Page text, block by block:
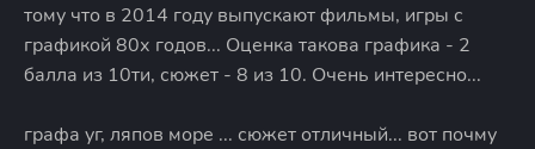
тому что в 2014 году выпускают фильмы, игры с
графикой 80х годов... Оценка такова графика - 2
балла из 10ти, сюжет - 8 из 10. Очень интересно...
графа уг, ляпов море ... сюжет отличный... вот почму